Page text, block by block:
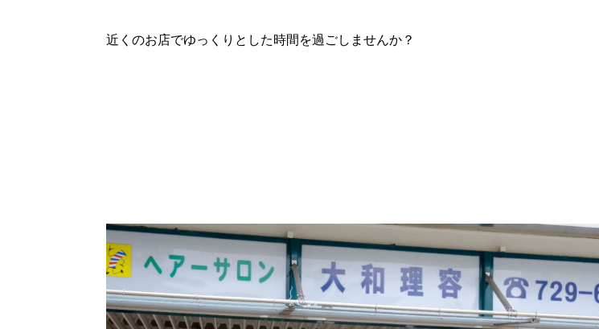
近くのお店でゆっくりとした時間を過ごしませんか？